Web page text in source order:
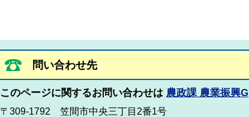
問い合わせ先
このページに関するお問い合わせは 農政課 農業振興G
〒309-1792 笠間市中央三丁目2番1号